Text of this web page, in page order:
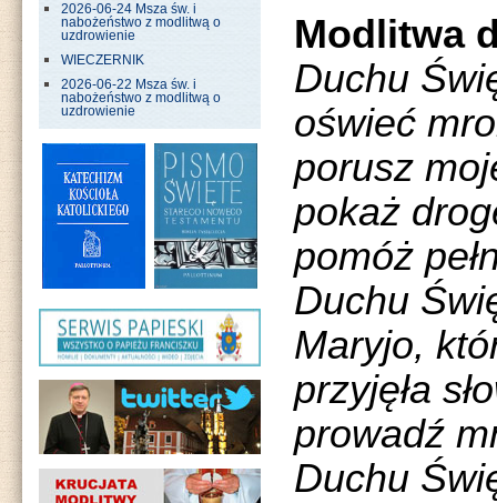
2026-06-24 Msza św. i
nabożeństwo z modlitwą o
uzdrowienie
WIECZERNIK
2026-06-22 Msza św. i
nabożeństwo z modlitwą o
uzdrowienie
Modlitwa
Duchu
oświeć
porusz
pokaż
pomóż
Duchu
Maryjo,
przyjęła
prowadź
Duchu